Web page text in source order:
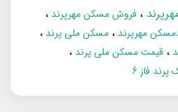
فروش مسکن مهرپرند
مهرپرند
مسکن ملی پرند
قیمت مسکن ملی پرند
پرند فاز 6